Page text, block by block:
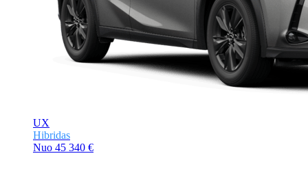
UX
Hibridas
Nuo 45 340 €